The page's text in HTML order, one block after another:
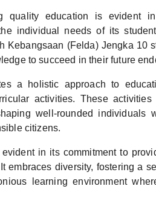
quality education is evident
individual needs of its
Kebangsaan (Felda) Jengka 10
to succeed in their future
a holistic approach to
activities. These activities
well-rounded individuals
citizens.
in its commitment to
embraces diversity, fostering a
learning environment